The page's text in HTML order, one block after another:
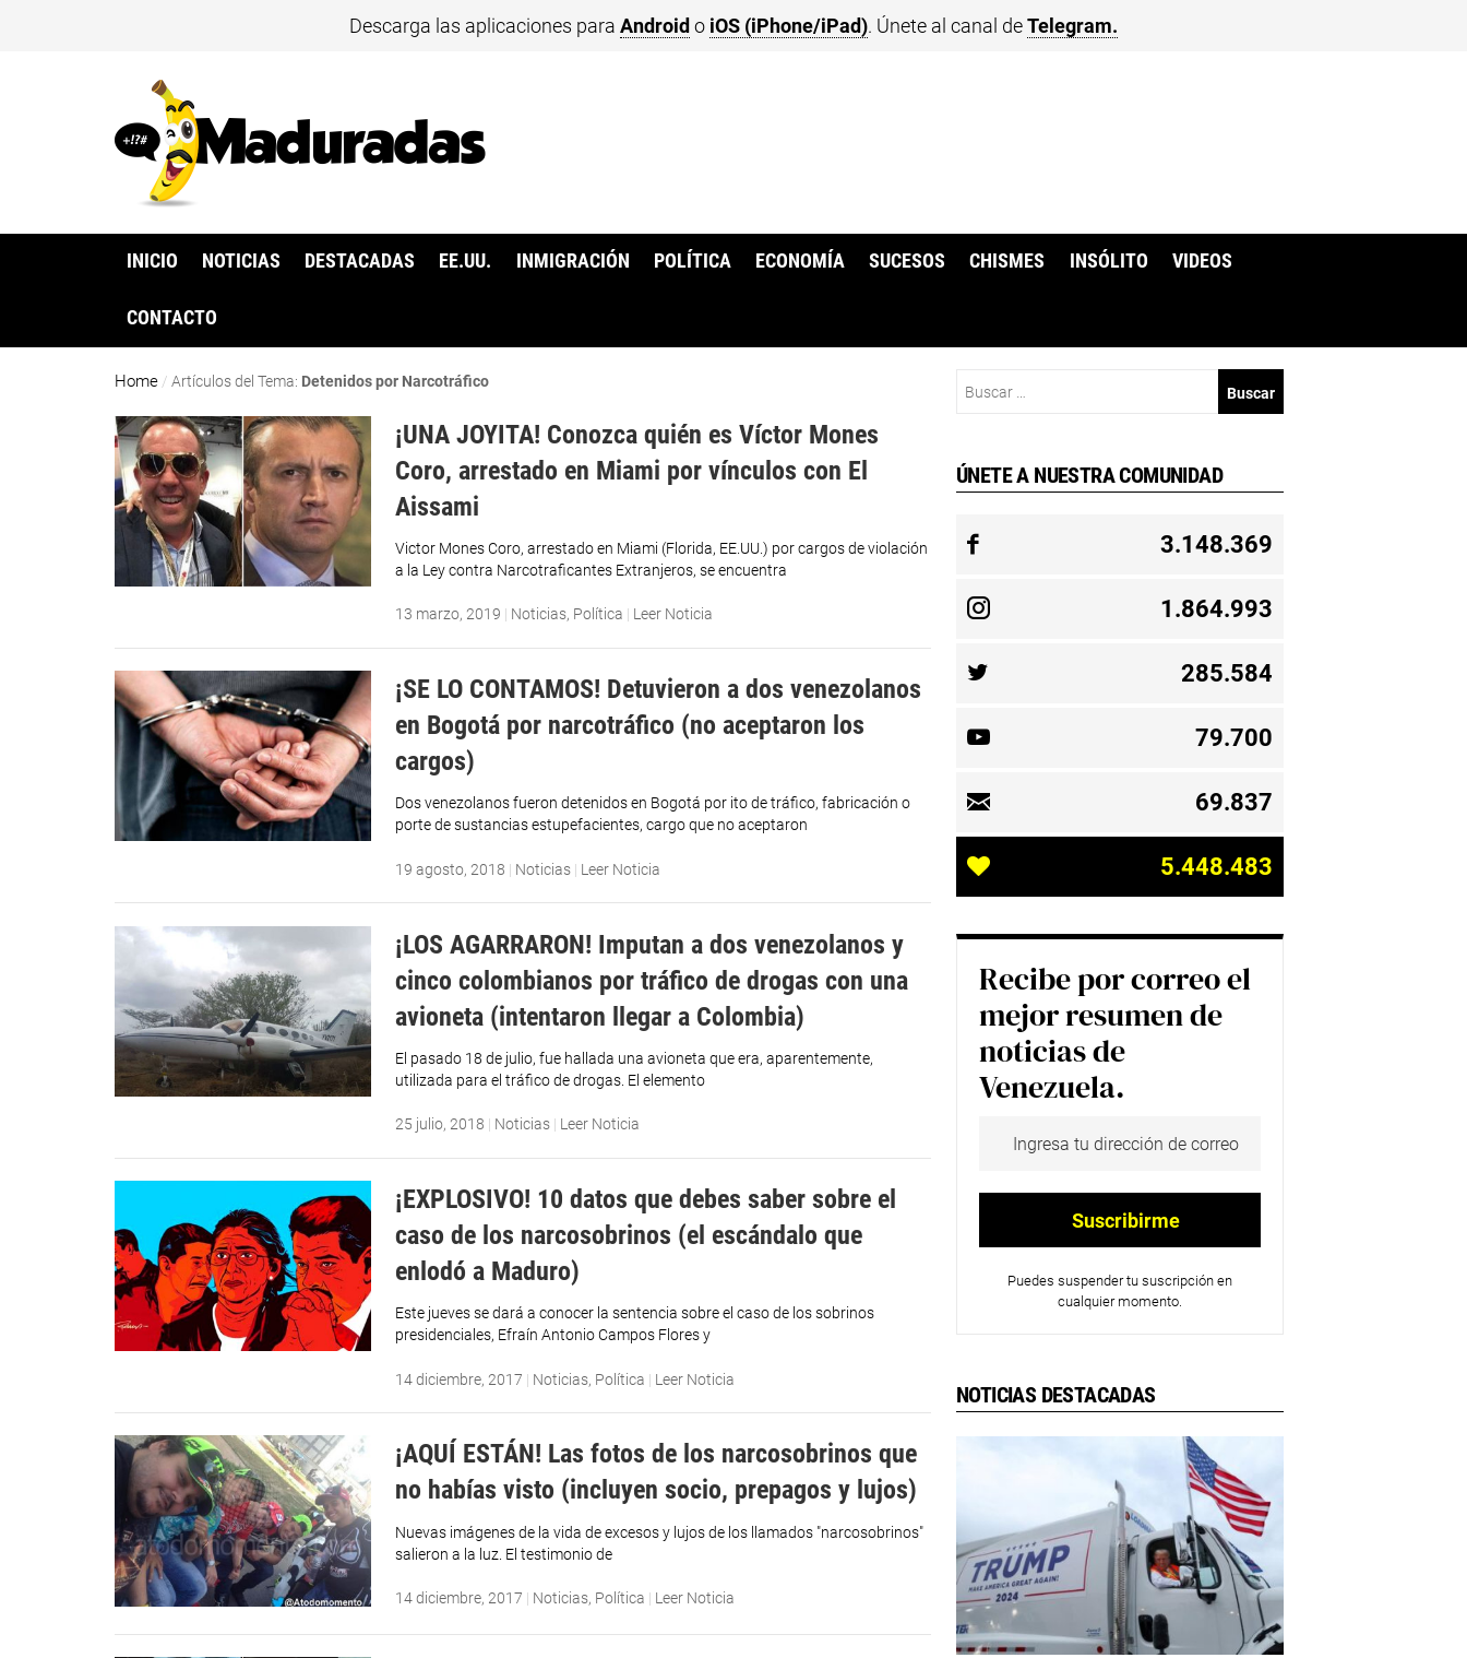
Descarga las aplicaciones para Android o iOS (iPhone/iPad). Únete al canal deTelegram.
INICIO NOTICIAS DESTACADAS EE.UU. INMIGRACIÓN POLÍTICA ECONOMÍA SUCESOS CHISMES INSÓLITO VIDEOS
CONTACTO
Home /Artículos del Tema: Detenidos por Narcotráfico
¡UNA JOYITA! Conozca quién es Víctor Mones
Coro, arrestado en Miami por vínculos con El
Aissami
Victor Mones Coro, arrestado en Miami (Florida, EE.UU.) por cargos de violación
a la Ley contra Narcotraficantes Extranjeros, se encuentra
13 marzo, 2019 | Noticias, Política | Leer Noticia
¡SE LO CONTAMOS! Detuvieron a dos venezolanos
en Bogotá por narcotráfico (no aceptaron los
cargos)
Dos venezolanos fueron detenidos en Bogotá por ito de tráfico, fabricación o
porte de sustancias estupefacientes, cargo que no aceptaron
19 agosto, 2018 | Noticias | Leer Noticia
¡LOS AGARRARON! Imputan a dos venezolanos y
cinco colombianos por tráfico de drogas con una
avioneta (intentaron llegar a Colombia)
El pasado 18 de julio, fue hallada una avioneta que era, aparentemente,
utilizada para el tráfico de drogas. El elemento
25 julio, 2018 | Noticias | Leer Noticia
¡EXPLOSIVO! 10 datos que debes saber sobre el
caso de los narcosobrinos (el escándalo que
enlodó a Maduro)
Este jueves se dará a conocer la sentencia sobre el caso de los sobrinos
presidenciales, Efraín Antonio Campos Flores y
14 diciembre, 2017 | Noticias, Política | Leer Noticia
¡AQUÍ ESTÁN! Las fotos de los narcosobrinos que
no habías visto (incluyen socio, prepagos y lujos)
Nuevas imágenes de la vida de excesos y lujos de los llamados "narcosobrinos"
salieron a la luz. El testimonio de
14 diciembre, 2017 | Noticias, Política | Leer Noticia
ÚNETE A NUESTRA COMUNIDAD
3.148.369
1.864.993
285.584
79.700
69.837
5.448.483
Recibe por correo el
mejor resumen de
noticias de
Venezuela.
Puedes suspender tu suscripción en
cualquier momento.
NOTICIAS DESTACADAS